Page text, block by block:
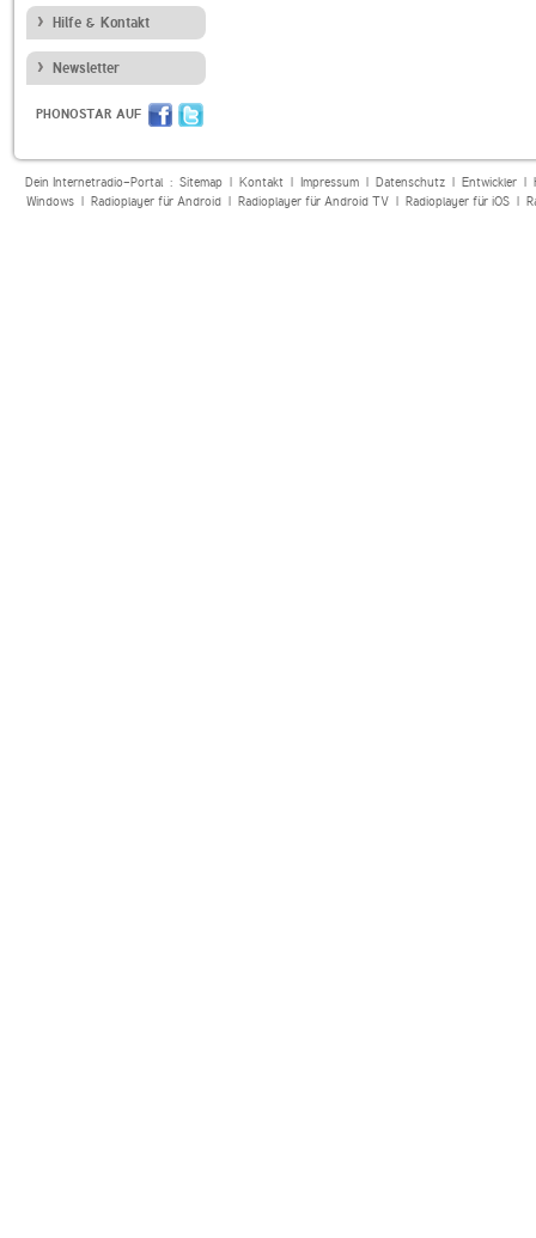
Hilfe & Kontakt
Newsletter
PHONOSTAR AUF
Dein Internetradio-Portal : Sitemap| Kontakt| Impressum| Datenschutz| Entwickler|
Windows| Radioplayer für Android| Radioplayer für Android TV| Radioplayer für iOS|